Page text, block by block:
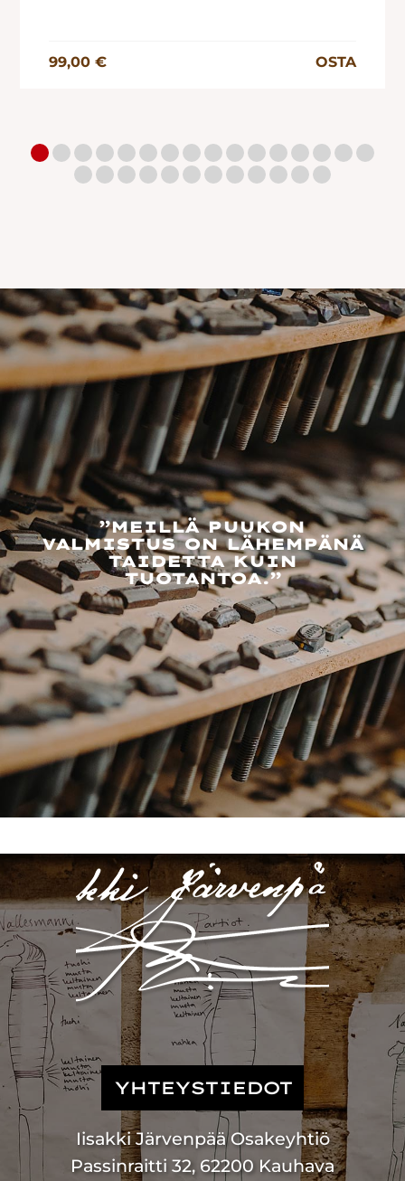
99,00 € OSTA
”MEILLÄ PUUKON
VALMISTUS ON LÄHEMPÄNÄ
TAIDETTA KUIN
TUOTANTOA.”
YHTEYSTIEDOT
Iisakki Järvenpää Osakeyhtiö
Passinraitti 32, 62200 Kauhava